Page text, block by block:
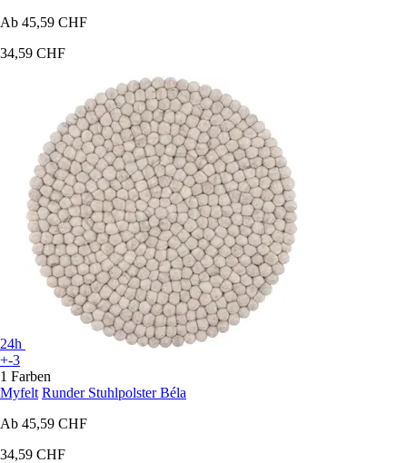
Ab 45,59 CHF
34,59 CHF
24h
+-3
1 Farben
Myfelt Runder Stuhlpolster Béla
Ab 45,59 CHF
34,59 CHF